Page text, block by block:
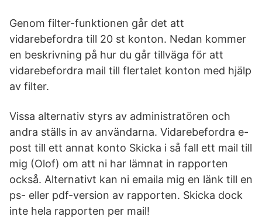
Genom filter-funktionen går det att
vidarebefordra till 20 st konton. Nedan kommer
en beskrivning på hur du går tillväga för att
vidarebefordra mail till flertalet konton med hjälp
av filter.
Vissa alternativ styrs av administratören och
andra ställs in av användarna. Vidarebefordra e-
post till ett annat konto Skicka i så fall ett mail till
mig (Olof) om att ni har lämnat in rapporten
också. Alternativt kan ni emaila mig en länk till en
ps- eller pdf-version av rapporten. Skicka dock
inte hela rapporten per mail!